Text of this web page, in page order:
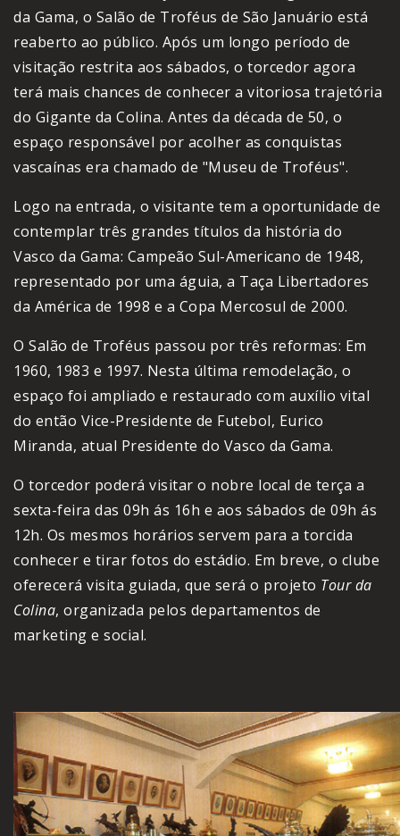
da Gama, o Salão de Troféus de São Januário está
reaberto ao público. Após um longo período de
visitação restrita aos sábados, o torcedor agora
terá mais chances de conhecer a vitoriosa trajetória
do Gigante da Colina. Antes da década de 50, o
espaço responsável por acolher as conquistas
vascaínas era chamado de "Museu de Troféus".
Logo na entrada, o visitante tem a oportunidade de
contemplar três grandes títulos da história do
Vasco da Gama: Campeão Sul-Americano de 1948,
representado por uma águia, a Taça Libertadores
da América de 1998 e a Copa Mercosul de 2000.
O Salão de Troféus passou por três reformas: Em
1960, 1983 e 1997. Nesta última remodelação, o
espaço foi ampliado e restaurado com auxílio vital
do então Vice-Presidente de Futebol, Eurico
Miranda, atual Presidente do Vasco da Gama.
O torcedor poderá visitar o nobre local de terça a
sexta-feira das 09h ás 16h e aos sábados de 09h ás
12h. Os mesmos horários servem para a torcida
conhecer e tirar fotos do estádio. Em breve, o clube
oferecerá visita guiada, que será o projeto Tour da
Colina, organizada pelos departamentos de
marketing e social.